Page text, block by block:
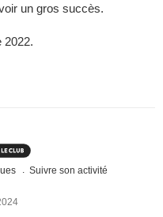
un gros succès.
2022.
Suivre son activité